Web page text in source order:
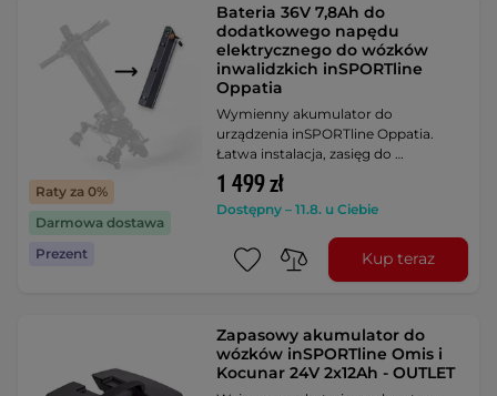
Raty za 0%
Darmowa dostawa
Prezent
Bateria 36V 7,8Ah do
dodatkowego napędu
elektrycznego do wózków
inwalidzkich inSPORTline
Oppatia
Wymienny akumulator do
urządzenia inSPORTline Oppatia.
Łatwa instalacja, zasięg do …
1 499 zł
Dostępny – 11.8. u Ciebie
Kup teraz
Zapasowy akumulator do
wózków inSPORTline Omis i
Kocunar 24V 2x12Ah - OUTLET